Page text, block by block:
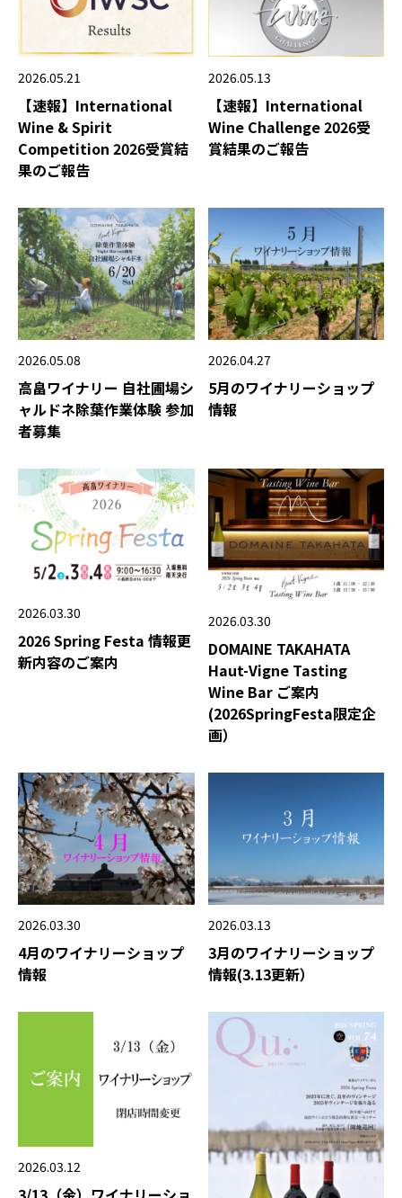
2026.05.21
【速報】International
Wine & Spirit
Competition 2026受賞結
果のご報告
2026.05.13
【速報】International
Wine Challenge 2026受
賞結果のご報告
2026.05.08
高畠ワイナリー 自社圃場シ
ャルドネ除葉作業体験 参加
者募集
2026.04.27
5月のワイナリーショップ
情報
2026.03.30
2026 Spring Festa 情報更
新内容のご案内
2026.03.30
DOMAINE TAKAHATA
Haut-Vigne Tasting
Wine Bar ご案内
(2026SpringFesta限定企
画）
2026.03.30
4月のワイナリーショップ
情報
2026.03.13
3月のワイナリーショップ
情報(3.13更新）
2026.03.12